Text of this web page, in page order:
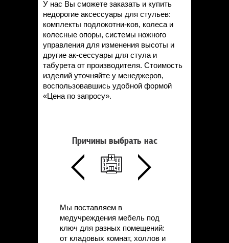
У нас Вы сможете заказать и купить
недорогие аксессуары для стульев:
комплекты подлокотни-ков, колеса и
колесные опоры, системы ножного
управления для изменения высоты и
другие ак-сессуары для стула и
табурета от производителя. Стоимость
изделий уточняйте у менеджеров,
воспользовавшись удобной формой
«Цена по запросу».
Причины выбрать нас
Мы поставляем в
медучреждения мебель под
ключ для разных помещений:
от кладовых комнат, холлов и